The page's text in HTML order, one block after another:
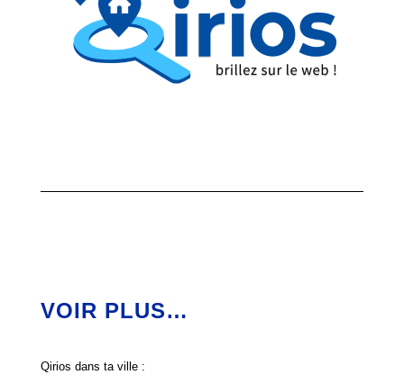
VOIR PLUS…
Qirios dans ta ville :